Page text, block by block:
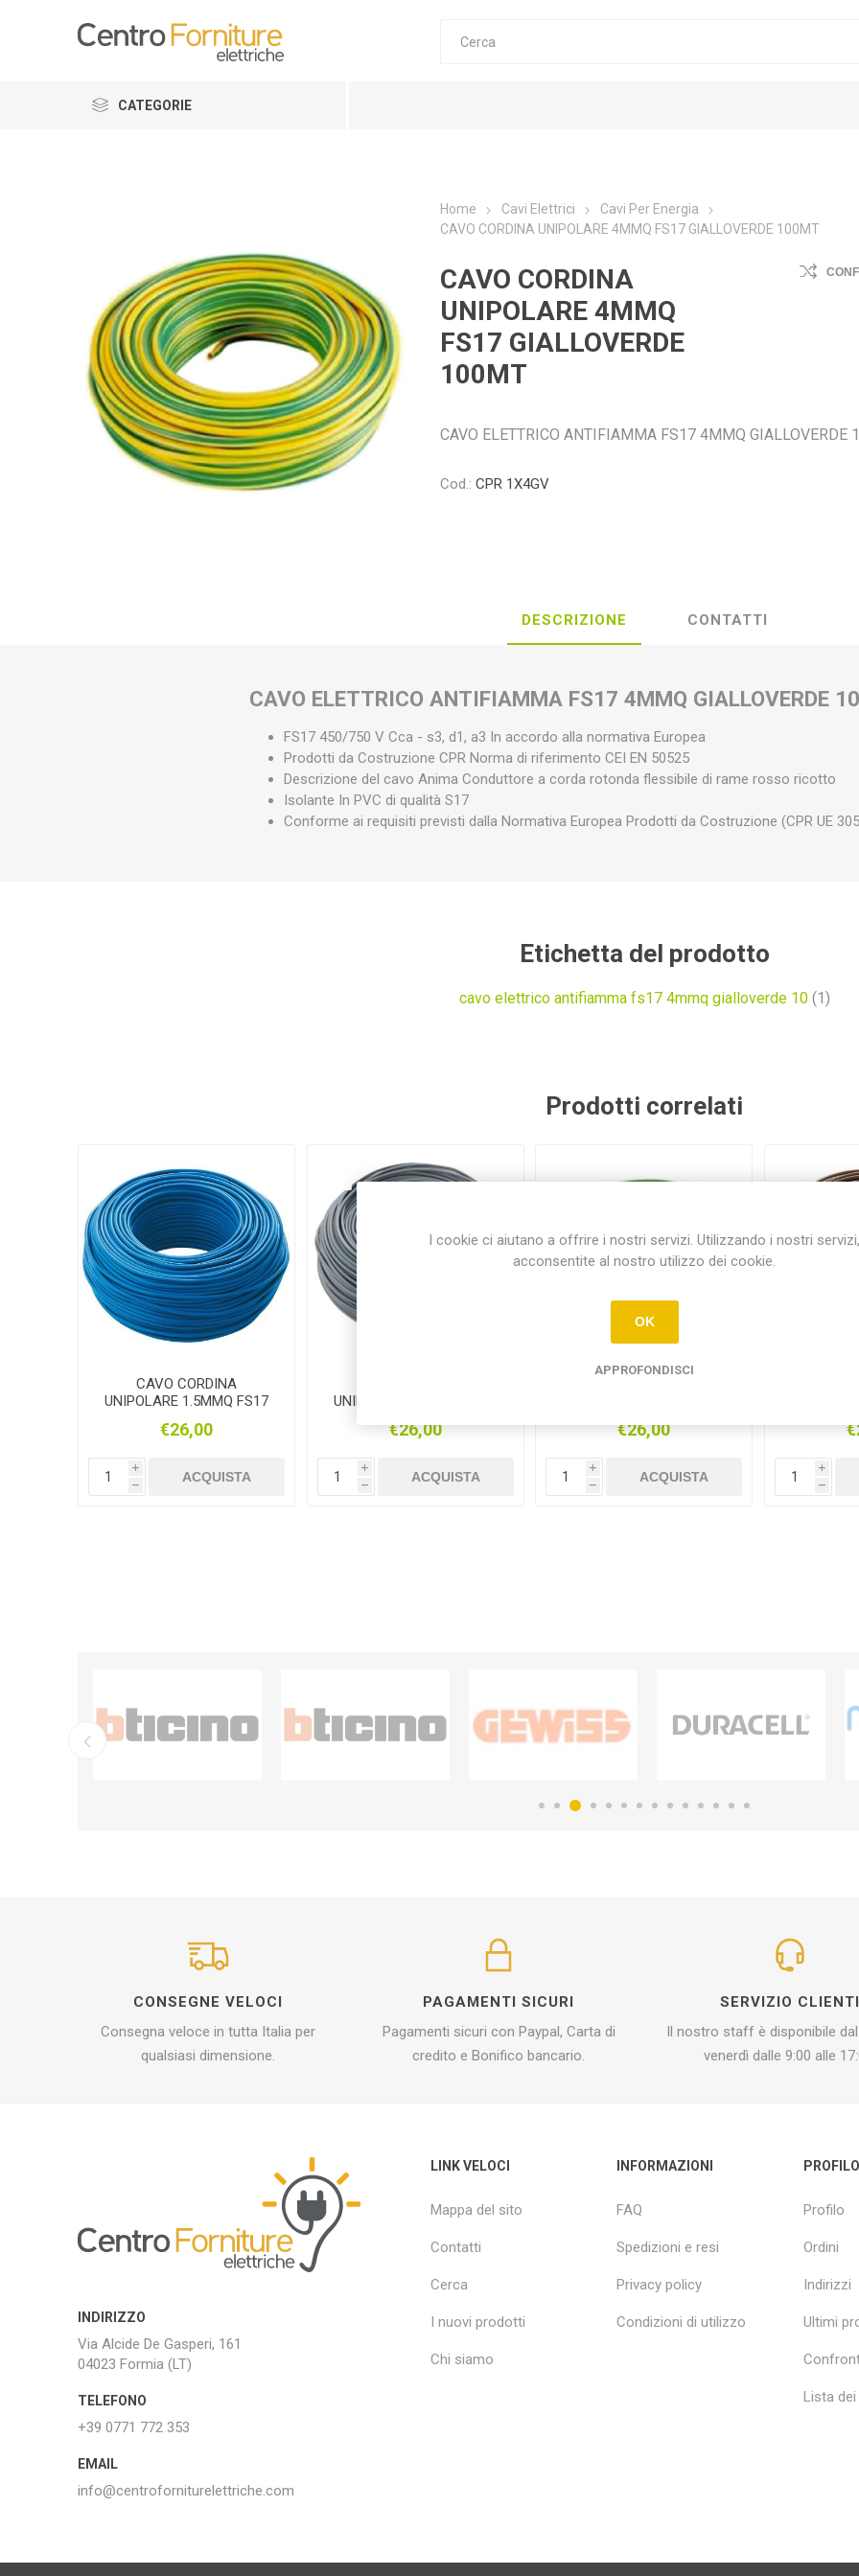
CATEGORIE
Home Cavi Elettrici
Cavi Per Energia
CAVO CORDINA UNIPOLARE 4MMQ FS17 GIALLOVERDE 100MT
CAVO CORDINA
UNIPOLARE 4MMQ
FS17 GIALLOVERDE
100MT
CAVO ELETTRICO ANTIFIAMMA FS17 4MMQ GIALLOVERDE
Cod.: CPR 1X4GV
DESCRIZIONE CONTATTI
CAVO ELETTRICO ANTIFIAMMA FS17 4MMQ GIALLOVERDE
FS17 450/750 V Cca - s3, d1, a3 In accordo alla normativa Europea
Prodotti da Costruzione CPR Norma di riferimento CEI EN 50525
Descrizione del cavo Anima Conduttore a corda rotonda flessibile di rame rosso ricotto
Isolante In PVC di qualità S17
Conforme ai requisiti previsti dalla Normativa Europea Prodotti da Costruzione (CPR UE
Etichetta del prodotto
cavo elettrico antifiamma fs17 4mmq gialloverde 10 (1)
Prodotti correlati
CAVO CORDINA
UNIPOLARE 1.5MMQ FS17
€26,00
i
h
ACQUISTA
UNIPOLARE 1.5MMQ FS17
€26,00
i
h
ACQUISTA
€26,00
i
h
ACQUISTA
i
h
CONSEGNE VELOCI
Consegna veloce in tutta Italia per
qualsiasi dimensione.
PAGAMENTI SICURI
Pagamenti sicuri con Paypal, Carta di
credito e Bonifico bancario.
SERVIZIO CLIENTI
Il nostro staff è disponibile
venerdì dalle 9:00 alle
INDIRIZZO
Via Alcide De Gasperi, 161
04023 Formia (LT)
TELEFONO
+39 0771 772 353
EMAIL
info@centroforniturelettriche.com
LINK VELOCI
Mappa del sito
Contatti
Cerca
I nuovi prodotti
Chi siamo
INFORMAZIONI
FAQ
Spedizioni e resi
Privacy policy
Condizioni di utilizzo
PROFILO
Profilo
Ordini
Indirizzi
Ultimi
Lista
I cookie ci aiutano a offrire i nostri servizi. Utilizzando i nostri servizi,
acconsentite al nostro utilizzo dei cookie.
OK
APPROFONDISCI